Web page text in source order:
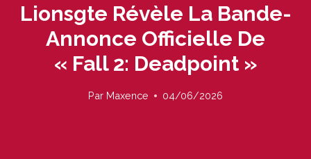
Lionsgte Révèle La Bande-
Annonce Officielle De
« Fall 2: Deadpoint »
Par Maxence 04/06/2026